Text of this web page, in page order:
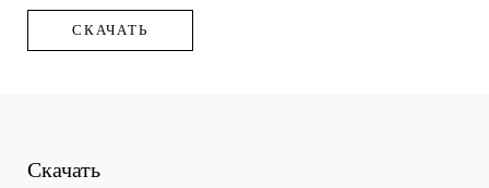
СКАЧАТЬ
Скачать